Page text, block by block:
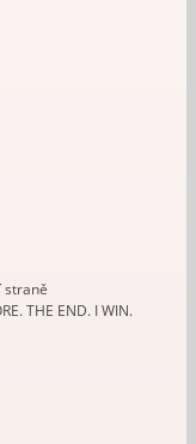
straně
THE END. I WIN.